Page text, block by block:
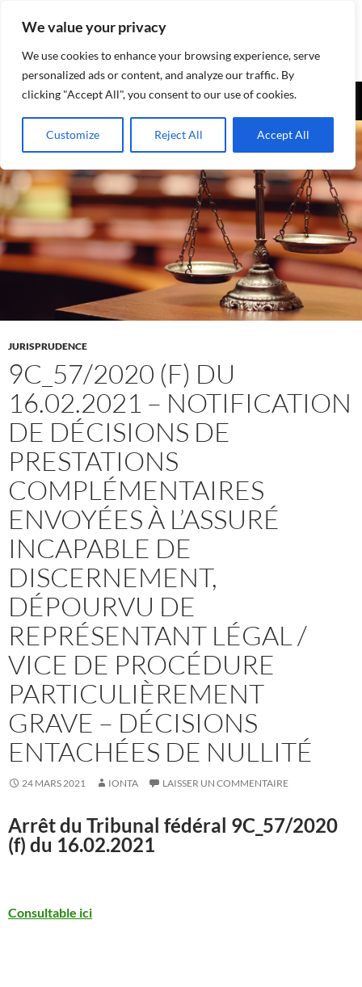
We value your privacy
We use cookies to enhance your browsing experience, serve
personalized ads or content, and analyze our traffic. By
clicking "Accept All", you consent to our use of cookies.
Customize Reject All Accept All
Assurances-sociales.info
Recherche
MENU
JURISPRUDENCE
9C_57/2020 (F) DU
16.02.2021 – NOTIFICATION
DE DÉCISIONS DE
PRESTATIONS
COMPLÉMENTAIRES
ENVOYÉES À L’ASSURÉ
INCAPABLE DE
DISCERNEMENT,
DÉPOURVU DE
REPRÉSENTANT LÉGAL /
VICE DE PROCÉDURE
PARTICULIÈREMENT
GRAVE – DÉCISIONS
ENTACHÉES DE NULLITÉ
24 MARS 2021 IONTA LAISSER UN COMMENTAIRE
Arrêt du Tribunal fédéral 9C_57/2020
(f) du 16.02.2021
Consultable ici